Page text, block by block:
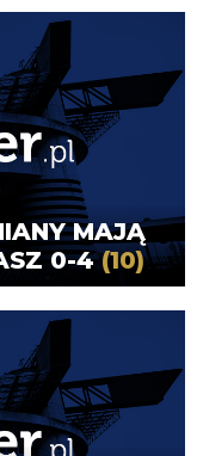
MAJĄ
0-4(10)